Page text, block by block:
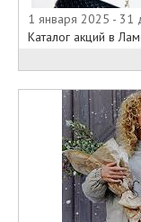
1 января 2025 - 31
Каталог акций в